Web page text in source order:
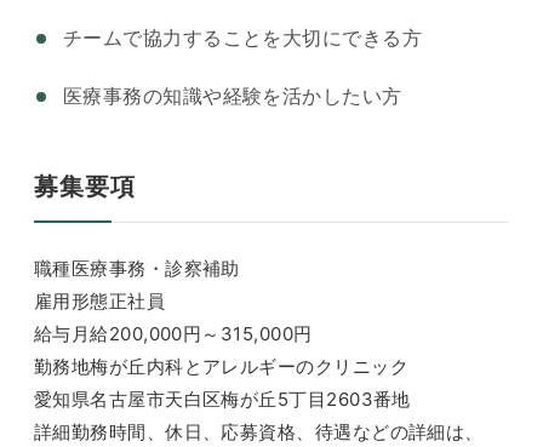
チームで協力することを大切にできる方
医療事務の知識や経験を活かしたい方
募集要項
職種医療事務・診察補助
雇用形態正社員
給与月給200,000円～315,000円
勤務地梅が丘内科とアレルギーのクリニック
愛知県名古屋市天白区梅が丘5丁目2603番地
詳細勤務時間、休日、応募資格、待遇などの詳細は、